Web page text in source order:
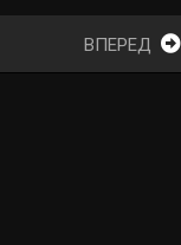
ВПЕРЕД